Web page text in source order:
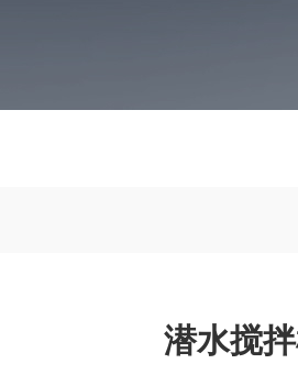
潜水搅